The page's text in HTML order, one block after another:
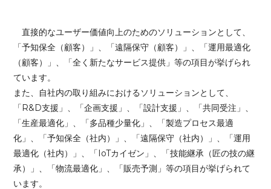
直接的なユーザー価値向上のためのソリューションとして、
「予知保全（顧客）」、「遠隔保守（顧客）」、「運用最適化
（顧客）」、「全く新たなサービス提供」等の項目が挙げられ
ています。
また、自社内の取り組みにおけるソリューションとして、
「R&D支援」、「企画支援」、「設計支援」、「共同受注」、
「生産最適化」、「多品種少量化」、「製造プロセス最適
化」、「予知保全（社内）」、「遠隔保守（社内）」、「運用
最適化（社内）」、「IoTカイゼン」、「技能継承（匠の技の継
承）」、「物流最適化」、「販売予測」等の項目が挙げられて
います。